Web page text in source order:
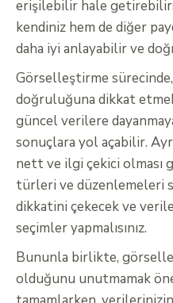
erişilebilir hale
kendiniz hem de diğer
daha iyi anlayabilir ve
Görselleştirme
doğruluğuna dikkat
güncel verilere
sonuçlara yol açabilir.
nett ve ilgi çekici olması
türleri ve düzenlemeleri
dikkatini çekecek ve
seçimler yapmalısınız.
Bununla birlikte,
olduğunu unutmamak